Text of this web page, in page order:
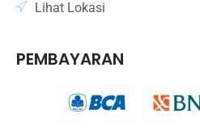
Lihat Lokasi
PEMBAYARAN